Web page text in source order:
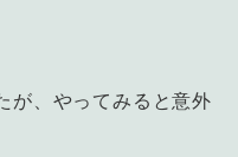
が、やってみると意外